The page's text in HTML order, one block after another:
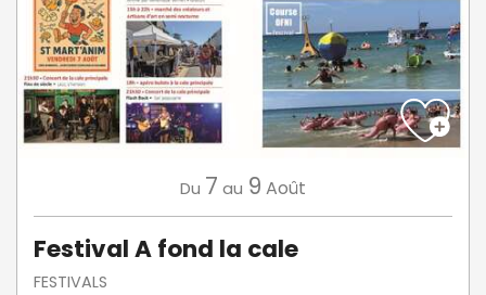
Du 7 au 9 Août
Festival A fond la cale
FESTIVALS